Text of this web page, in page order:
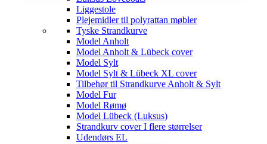
Liggestole
Plejemidler til polyrattan møbler
Tyske Strandkurve
Model Anholt
Model Anholt & Lübeck cover
Model Sylt
Model Sylt & Lübeck XL cover
Tilbehør til Strandkurve Anholt & Sylt
Model Fur
Model Rømø
Model Lübeck (Luksus)
Strandkurv cover I flere størrelser
Udendørs EL